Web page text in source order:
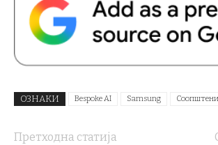
ОЗНАКИ Bespoke AI Samsung
Претходна статија